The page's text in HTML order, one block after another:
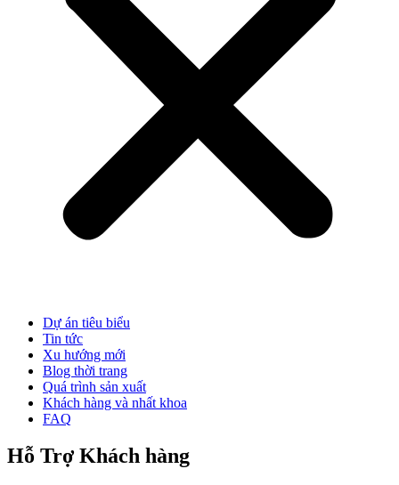
Dự án tiêu biểu
Tin tức
Xu hướng mới
Blog thời trang
Quá trình sản xuất
Khách hàng và nhất khoa
FAQ
Hỗ Trợ Khách hàng